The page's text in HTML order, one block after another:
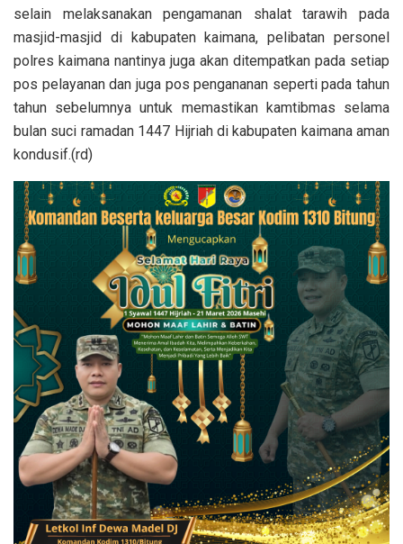
selain melaksanakan pengamanan shalat tarawih pada
masjid-masjid di kabupaten kaimana, pelibatan personel
polres kaimana nantinya juga akan ditempatkan pada setiap
pos pelayanan dan juga pos pengananan seperti pada tahun
tahun sebelumnya untuk memastikan kamtibmas selama
bulan suci ramadan 1447 Hijriah di kabupaten kaimana aman
kondusif.(rd)